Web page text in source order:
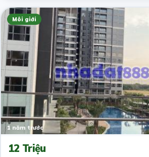
Môi giới
1 năm trước
12 Triệu